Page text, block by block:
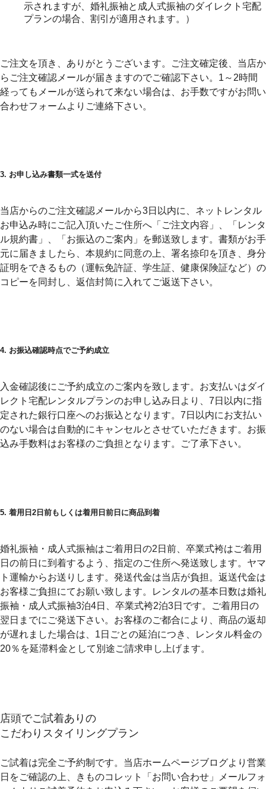
示されますが、婚礼振袖と成人式振袖のダイレクト宅配
プランの場合、割引が適用されます。）
ご注文を頂き、ありがとうございます。ご注文確定後、当店か
らご注文確認メールが届きますのでご確認下さい。1～2時間
経ってもメールが送られて来ない場合は、お手数ですがお問い
合わせフォームよりご連絡下さい。
3. お申し込み書類一式を送付
当店からのご注文確認メールから3日以内に、ネットレンタル
お申込み時にご記入頂いたご住所へ 「ご注文内容」、「レンタ
ル規約書」、「お振込のご案内」を郵送致します。書類がお手
元に届きましたら、本規約に同意の上、署名捺印を頂き、身分
証明をできるもの（運転免許証、学生証、健康保険証など）の
コピーを同封し、返信封筒に入れてご返送下さい。
4. お振込確認時点でご予約成立
入金確認後にご予約成立のご案内を致します。 お支払いはダイ
レクト宅配レンタルプランのお申し込み日より、7日以内に指
定された銀行口座へのお振込となります。 7日以内にお支払い
のない場合は自動的にキャンセルとさせていただきます。お振
込み手数料はお客様のご負担となります。ご了承下さい。
5. 着用日2日前もしくは着用日前日に商品到着
婚礼振袖・成人式振袖はご着用日の2日前、卒業式袴はご着用
日の前日に到着するよう、指定のご住所へ発送致します。 ヤマ
ト運輸からお送りします。発送代金は当店が負担。返送代金は
お客様ご負担にてお願い致します。
レンタルの基本日数は婚礼
振袖・成人式振袖3泊4日、卒業式袴2泊3日です。ご着用日の
翌日までにご発送下さい。 お客様のご都合により、商品の返却
が遅れました場合は、1日ごとの延泊につき、レンタル料金の
20％を延滞料金として別途ご請求申し上げます。
店頭でご試着ありの
こだわりスタイリングプラン
ご試着は完全ご予約制です。 当店ホームページブログより営業
日をご確認の上、きものコレット「お問い合わせ」メールフォ